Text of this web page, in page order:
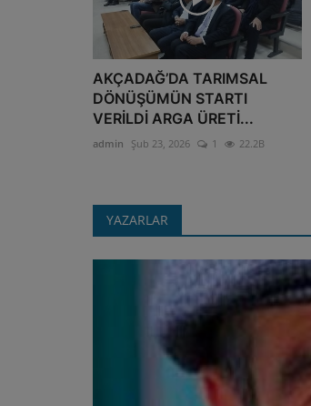
AKÇADAĞ’DA TARIMSAL
DÖNÜŞÜMÜN STARTI
VERİLDİ ARGA ÜRETİ...
admin Şub 23, 2026 1 22.2B
YAZARLAR